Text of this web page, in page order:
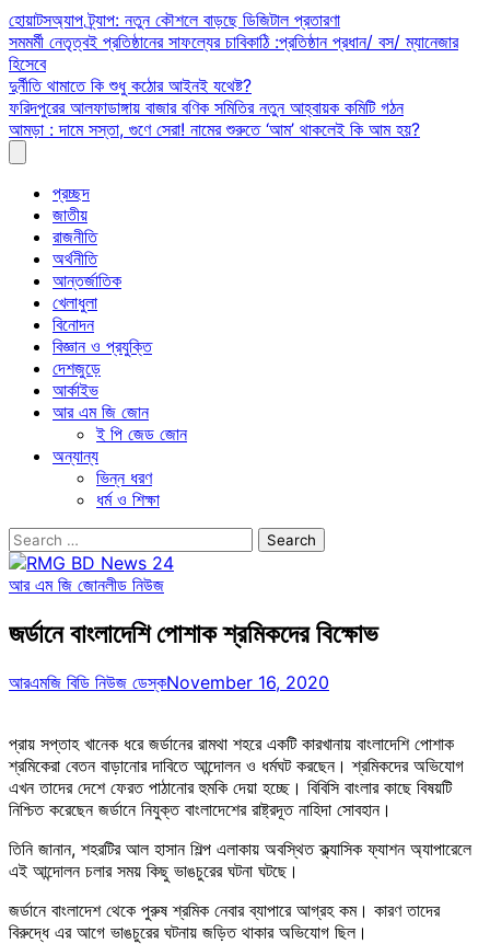
Skip
to
content
হোয়াটসঅ্যাপ ট্র্যাপ: নতুন কৌশলে বাড়ছে ডিজিটাল প্রতারণা
সমমর্মী নেতৃত্বই প্রতিষ্ঠানের সাফল্যের চাবিকাঠি :প্রতিষ্ঠান প্রধান/ বস/ ম্যানেজার
হিসেবে
দুর্নীতি থামাতে কি শুধু কঠোর আইনই যথেষ্ট?
ফরিদপুরের আলফাডাঙ্গায় বাজার বণিক সমিতির নতুন আহ্বায়ক কমিটি গঠন
আমড়া : দামে সস্তা, গুণে সেরা! নামের শুরুতে ‘আম’ থাকলেই কি আম হয়?
প্রচ্ছদ
জাতীয়
রাজনীতি
অর্থনীতি
আন্তর্জাতিক
খেলাধুলা
বিনোদন
বিজ্ঞান ও প্রযুক্তি
দেশজুড়ে
আর্কাইভ
আর এম জি জোন
ই পি জেড জোন
অন্যান্য
ভিন্ন ধরণ
ধর্ম ও শিক্ষা
Search
for:
আর এম জি জোনলীড নিউজ
জর্ডানে বাংলাদেশি পোশাক শ্রমিকদের বিক্ষোভ
আরএমজি বিডি নিউজ ডেস্কNovember 16, 2020
প্রায় সপ্তাহ খানেক ধরে জর্ডানের রামথা শহরে একটি কারখানায় বাংলাদেশি পোশাক
শ্রমিকেরা বেতন বাড়ানোর দাবিতে আন্দোলন ও ধর্মঘট করছেন। শ্রমিকদের অভিযোগ
এখন তাদের দেশে ফেরত পাঠানোর হুমকি দেয়া হচ্ছে। বিবিসি বাংলার কাছে বিষয়টি
নিশ্চিত করেছেন জর্ডানে নিযুক্ত বাংলাদেশের রাষ্ট্রদূত নাহিদা সোবহান।
তিনি জানান, শহরটির আল হাসান শিল্প এলাকায় অবস্থিত ক্ল্যাসিক ফ্যাশন অ্যাপারেলে
এই আন্দোলন চলার সময় কিছু ভাঙচুরের ঘটনা ঘটছে।
জর্ডানে বাংলাদেশ থেকে পুরুষ শ্রমিক নেবার ব্যাপারে আগ্রহ কম। কারণ তাদের
বিরুদ্ধে এর আগে ভাঙচুরের ঘটনায় জড়িত থাকার অভিযোগ ছিল।